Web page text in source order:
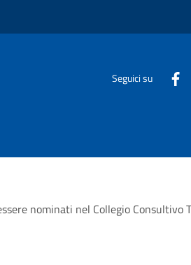
Seguici su
nominati nel Collegio Consultivo